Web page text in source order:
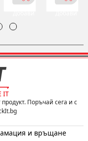
Поръчай сега и с
и връщане